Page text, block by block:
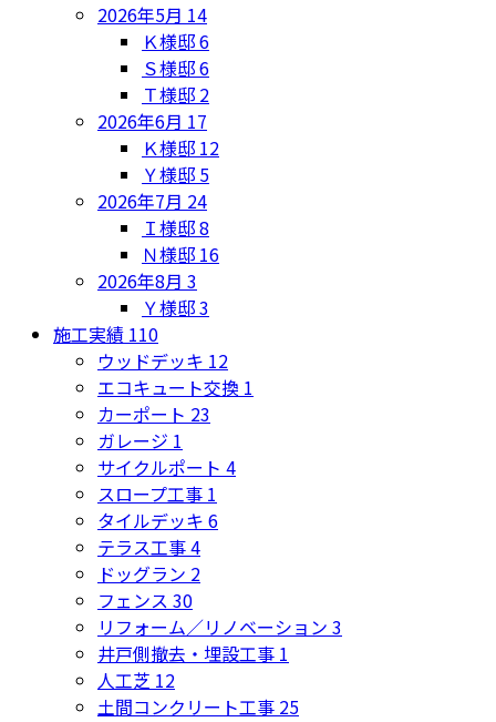
2026年5月 14
Ｋ様邸6
Ｓ様邸6
Ｔ様邸 2
2026年6月 17
Ｋ様邸 12
Ｙ様邸 5
2026年7月 24
Ｉ様邸8
Ｎ様邸 16
2026年8月 3
Ｙ様邸3
施工実績 110
ウッドデッキ 12
エコキュート交換 1
カーポート 23
ガレージ 1
サイクルポート 4
スロープ工事 1
タイルデッキ 6
テラス工事4
ドッグラン 2
フェンス 30
リフォーム／リノベーション 3
井戸側撤去・埋設工事 1
人工芝 12
土間コンクリート工事 25